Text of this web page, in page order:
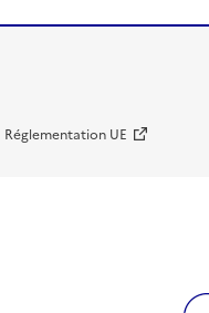
Réglementation UE